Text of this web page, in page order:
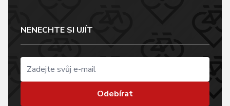
NENECHTE SI UJÍT
Odebírat